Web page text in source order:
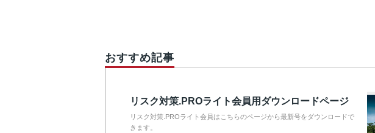
おすすめ記事
リスク対策.PROライト会員用ダウンロードページ
リスク対策.PROライト会員はこちらのページから最新号をダウンロードで
きます。